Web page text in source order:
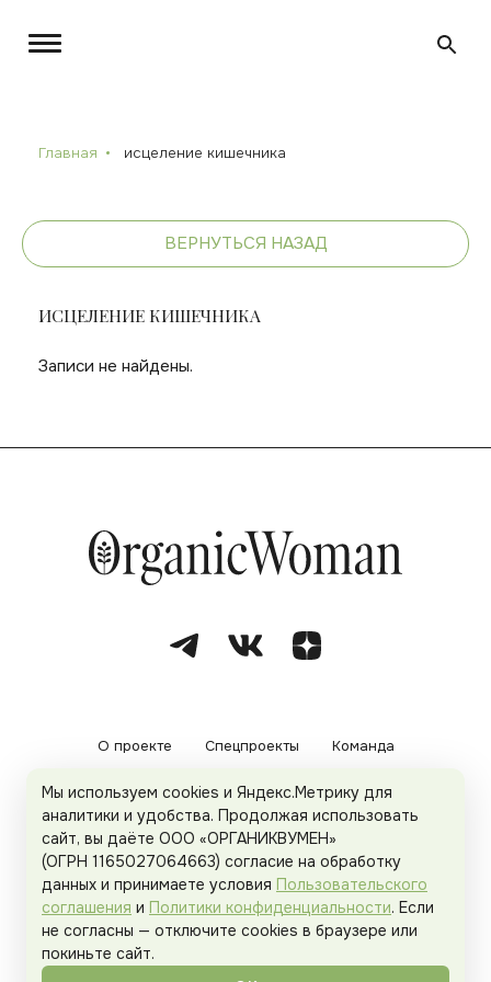
Главная исцеление кишечника
ВЕРНУТЬСЯ НАЗАД
ИСЦЕЛЕНИЕ КИШЕЧНИКА
Записи не найдены.
О проекте Спецпроекты Команда
Рекламодателям Политика конфиденциальности
Пользовательское соглашение
Organicwoman.ru . Все права защищены.
Мы используем cookies и Яндекс.Метрику для
аналитики и удобства. Продолжая использовать
сайт, вы даёте ООО «ОРГАНИКВУМЕН»
(ОГРН 1165027064663) согласие на обработку
данных и принимаете условия Пользовательского
соглашения и Политики конфиденциальности. Если
не согласны — отключите cookies в браузере или
покиньте сайт.